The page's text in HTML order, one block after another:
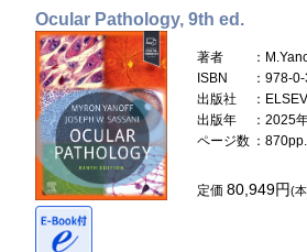
Ocular Pathology, 9th ed.
著者
：
ISBN
：978-
出版社
：
出版年
：2025
ページ数 ：870pp.
定価80,949円(